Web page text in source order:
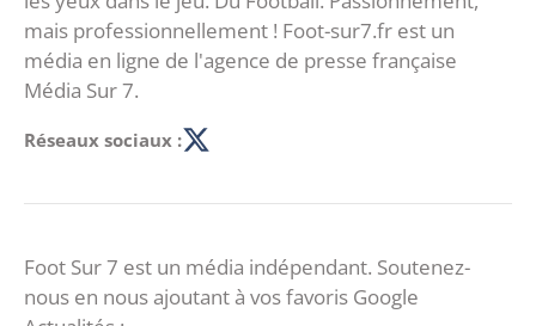
mais professionnellement ! Foot-sur7.fr est un
média en ligne de l'agence de presse française
Média Sur 7.
Réseaux sociaux :
Foot Sur 7 est un média indépendant. Soutenez-
nous en nous ajoutant à vos favoris Google